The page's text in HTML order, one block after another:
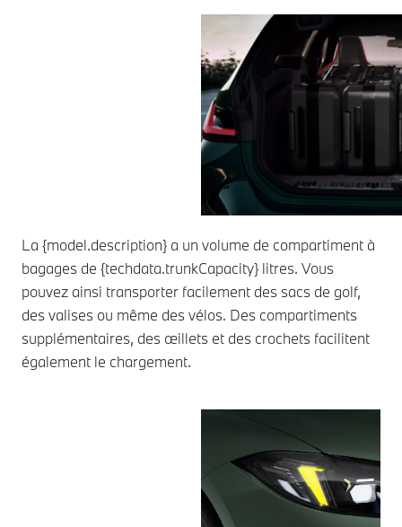
La {model.description} a un volume de compartiment à
bagages de {techdata.trunkCapacity} litres. Vous
pouvez ainsi transporter facilement des sacs de golf,
des valises ou même des vélos. Des compartiments
supplémentaires, des œillets et des crochets facilitent
également le chargement.